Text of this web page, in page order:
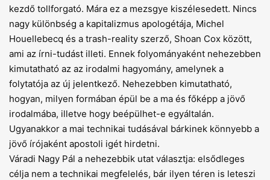
kezdő tollforgató. Mára ez a mezsgye kiszélesedett. Nincs
nagy különbség a kapitalizmus apologétája, Michel
Houellebecq és a trash-reality szerző, Shoan Cox között,
ami az írni-tudást illeti. Ennek folyományaként nehezebben
kimutatható az az irodalmi hagyomány, amelynek a
folytatója az új jelentkező. Nehezebben kimutatható,
hogyan, milyen formában épül be a ma és főképp a jövő
irodalmába, illetve hogy beépülhet-e egyáltalán.
Ugyanakkor a mai technikai tudásával bárkinek könnyebb a
jövő írójaként apostoli igét hirdetni.
Váradi Nagy Pál a nehezebbik utat választja: elsődleges
célja nem a technikai megfelelés, bár ilyen téren is leteszi